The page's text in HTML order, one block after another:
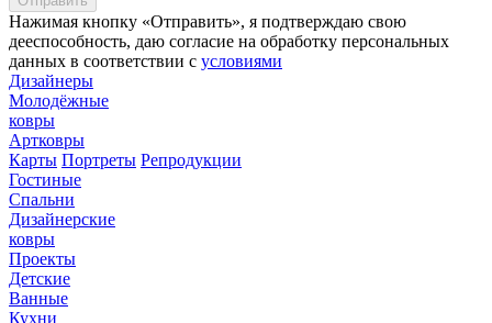
Нажимая кнопку «Отправить», я подтверждаю свою
дееспособность, даю согласие на обработку персональных
данных в соответствии с условиями
Дизайнеры
Молодёжные
ковры
Артковры
Карты Портреты Репродукции
Гостиные
Спальни
Дизайнерские
ковры
Проекты
Детские
Ванные
Кухни